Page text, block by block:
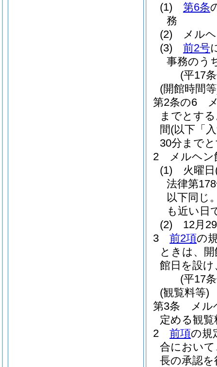
(1)
第6条
務
(2)
メル
(3)
前2号
事務のう
(平17
(開館時間
第2条の6
までとす
間(以下「
30分まで
2
メルヘ
(1)
火曜日
法律第
以下同じ
も近い日
(2)
12月
3
前2項の
ときは、
館日を設
(平17
(観覧料等)
第3条
メル
定める観
2
前項の規
合において
長の承認